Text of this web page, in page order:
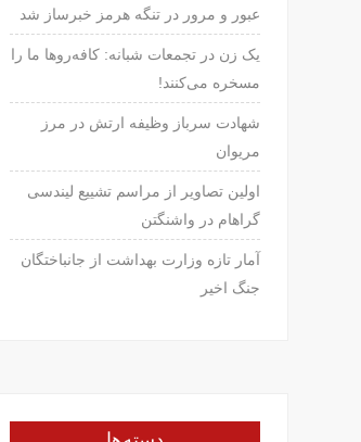
عبور و مرور در تنگه هرمز خبرساز شد
یک زن در تجمعات شبانه: کافه‌روها ما را
مسخره می‌کنند!
شهادت سرباز وظیفه ارتش در مرز
مریوان
اولین تصاویر از مراسم تشییع لیندسی
گراهام در واشنگتن
آمار تازه وزارت بهداشت از جانباختگان
جنگ اخیر